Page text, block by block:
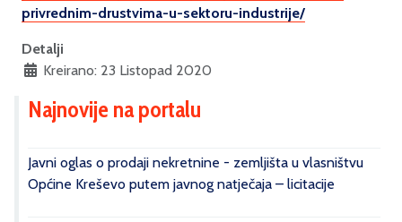
privrednim-drustvima-u-sektoru-industrije/
Detalji
Kreirano: 23 Listopad 2020
Najnovije na portalu
Javni oglas o prodaji nekretnine - zemljišta u vlasništvu
Općine Kreševo putem javnog natječaja – licitacije